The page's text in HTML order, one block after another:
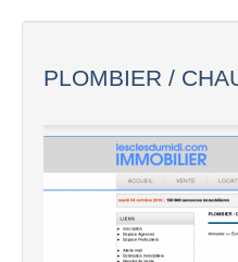
PLOMBIER /